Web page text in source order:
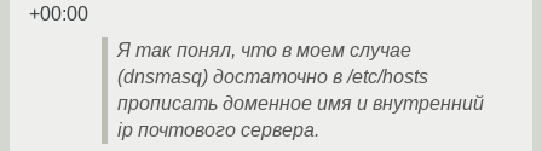
+00:00
Я так понял, что в моем случае
(dnsmasq) достаточно в /etc/hosts
прописать доменное имя и внутренний
ip почтового сервера.